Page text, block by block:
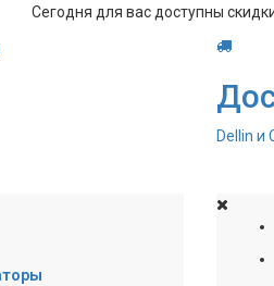
Сегодня для вас доступны
Dellin и